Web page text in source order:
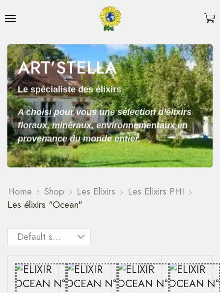
ART’STELLA
Le spécialiste des élixirs
A choisi pour vous une sélection d’élixirs
floraux, minéraux, environnementaux en
provenance du monde entier.
Home Shop Les Elixirs
Les Elixirs PHI
Les élixirs "Ocean"